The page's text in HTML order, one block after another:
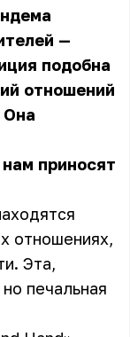
—
подобна
отношений
приносят
отношениях,
Эта,
печальная